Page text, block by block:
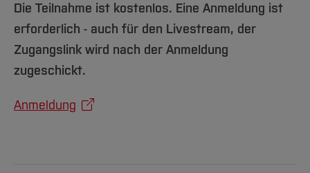
Die Teilnahme ist kostenlos. Eine Anmeldung ist
erforderlich - auch für den Livestream, der
Zugangslink wird nach der Anmeldung
zugeschickt.
Anmeldung